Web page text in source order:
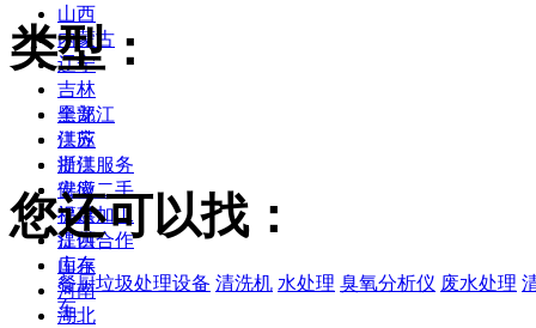
山西
内蒙古
辽宁
吉林
黑龙江
江苏
浙江
安徽
福建
江西
山东
河南
湖北
类型：
全部
供应
提供服务
供应二手
提供加工
提供合作
库存
您还可以找：
餐厨垃圾处理设备 清洗机 水处理 臭氧分析仪 废水处理
车